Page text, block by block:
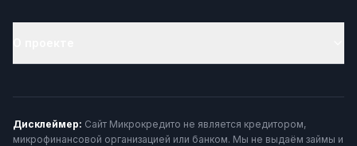
Дисклеймер: Сайт Микрокредито не является кредитором,
микрофинансовой организацией или банком. Мы не выдаём займы и